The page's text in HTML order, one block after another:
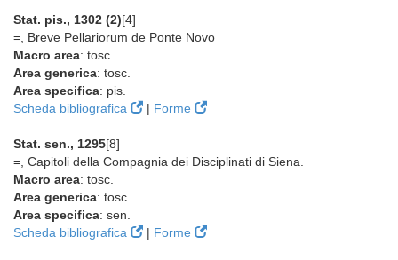
Stat. pis., 1302 (2)[4]
=, Breve Pellariorum de Ponte Novo
Macro area: tosc.
Area generica: tosc.
Area specifica: pis.
Scheda bibliografica
| Forme
Stat. sen., 1295[8]
=, Capitoli della Compagnia dei Disciplinati di Siena.
Macro area: tosc.
Area generica: tosc.
Area specifica: sen.
Scheda bibliografica
| Forme